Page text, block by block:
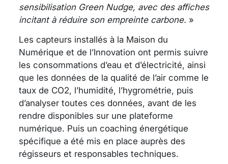
sensibilisation Green Nudge, avec des affiches
incitant à réduire son empreinte carbone. »
Les capteurs installés à la Maison du
Numérique et de l’Innovation ont permis suivre
les consommations d’eau et d’électricité, ainsi
que les données de la qualité de l’air comme le
taux de CO2, l’humidité, l’hygrométrie, puis
d’analyser toutes ces données, avant de les
rendre disponibles sur une plateforme
numérique. Puis un coaching énergétique
spécifique a été mis en place auprès des
régisseurs et responsables techniques.